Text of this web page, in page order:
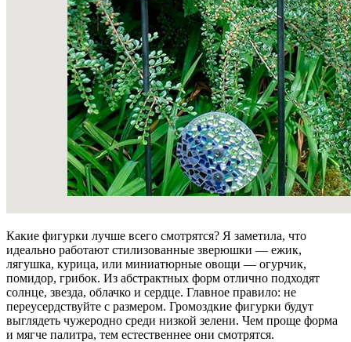
Какие фигурки лучше всего смотрятся? Я заметила, что
идеально работают стилизованные зверюшки — ежик,
лягушка, курица, или миниатюрные овощи — огурчик,
помидор, грибок. Из абстрактных форм отлично подходят
солнце, звезда, облачко и сердце. Главное правило: не
переусердствуйте с размером. Громоздкие фигурки будут
выглядеть чужеродно среди низкой зелени. Чем проще форма
и мягче палитра, тем естественнее они смотрятся.